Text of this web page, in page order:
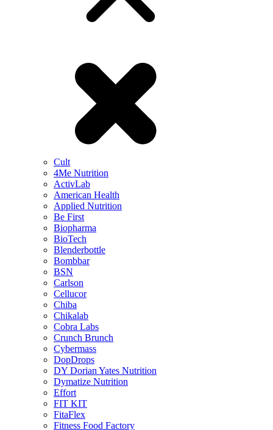
Cult
4Me Nutrition
ActivLab
American Health
Applied Nutrition
Be First
Biopharma
BioTech
Blenderbottle
Bombbar
BSN
Carlson
Cellucor
Chiba
Chikalab
Cobra Labs
Crunch Brunch
Cybermass
DopDrops
DY Dorian Yates Nutrition
Dymatize Nutrition
Effort
FIT KIT
FitaFlex
Fitness Food Factory